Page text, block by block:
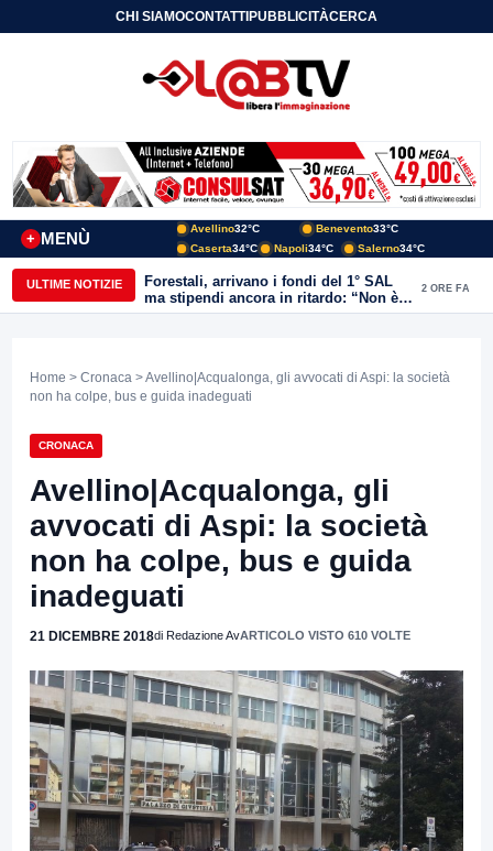
CHI SIAMOCONTATTIPUBBLICITÀCERCA
MENÙ
+
Avellino32°C Benevento33°C
Caserta34°C Napoli34°C Salerno34°C
ULTIME NOTIZIE
Forestali, arrivano i fondi del 1° SAL
ma stipendi ancora in ritardo: “Non è
più sostenibile”
2 ORE FA
Home > Cronaca > Avellino|Acqualonga, gli avvocati di Aspi: la società
non ha colpe, bus e guida inadeguati
CRONACA
Avellino|Acqualonga, gli
avvocati di Aspi: la società
non ha colpe, bus e guida
inadeguati
21 DICEMBRE 2018di Redazione AvARTICOLO VISTO 610 VOLTE